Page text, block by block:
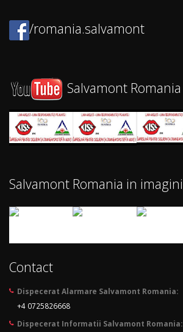
/romania.salvamont
Salvamont Romania
Salvamont Romania in imagini
Contact
Dispecerat Alarmare Salvamont Romania:
+4 0725826668
Dispecerat Informatii Salvamont Romania: